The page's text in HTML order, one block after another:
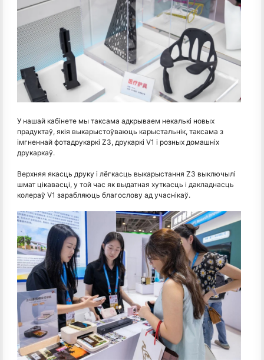
У нашай кабінете мы таксама адкрываем некалькі новых
прадуктаў, якія выкарыстоўваюць карыстальнік, таксама з
імгненнай фотадрукаркі Z3, друкаркі V1 і розных домашніх
друкаркаў.
Верхняя якасць друку і лёгкасць выкарыстання Z3 выключылі
шмат цікавасці, у той час як выдатная хуткасць і дакладнасць
колераў V1 зарабляюць благослову ад учаснікаў.